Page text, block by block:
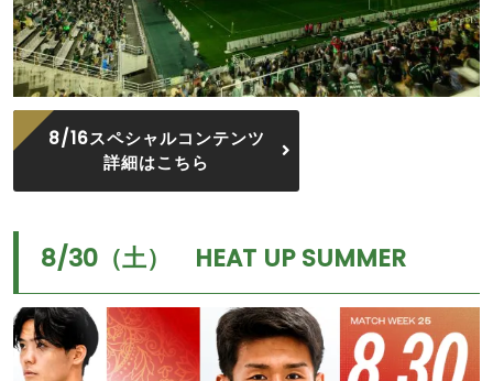
8/16スペシャルコンテンツ
詳細はこちら
8/30（土） HEAT UP SUMMER